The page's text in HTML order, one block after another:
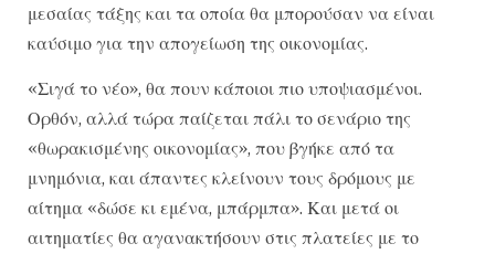
μεσαίας τάξης και τα οποία θα μπορούσαν να είναι
καύσιμο για την απογείωση της οικονομίας.
«Σιγά το νέο», θα πουν κάποιοι πιο υποψιασμένοι.
Ορθόν, αλλά τώρα παίζεται πάλι το σενάριο της
«θωρακισμένης οικονομίας», που βγήκε από τα
μνημόνια, και άπαντες κλείνουν τους δρόμους με
αίτημα «δώσε κι εμένα, μπάρμπα». Και μετά οι
αιτηματίες θα αγανακτήσουν στις πλατείες με το